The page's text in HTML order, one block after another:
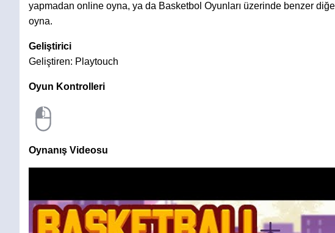
yapmadan online oyna, ya da Basketbol Oyunları üzerinde benzer
oyna.
Geliştirici
Geliştiren: Playtouch
Oyun Kontrolleri
Oynanış Videosu